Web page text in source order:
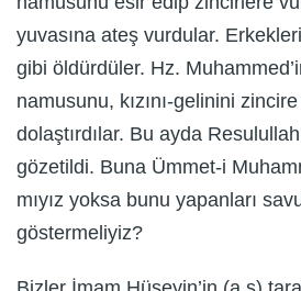
yuvasına ateş vurdular.
gibi öldürdüler. Hz.
namusunu, kızını-gelinini
dolaştırdılar. Bu ayda
gözetildi. Buna Ümmet-i
mıyız yoksa bunu yapanları
göstermeliyiz?